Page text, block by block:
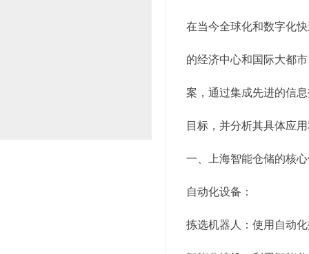
在当今全球化和数字化
的经济中心和国际大都
案，通过集成先进的信
目标，并分析其具体应
一、上海智能仓储的核
自动化设备：
拣选机器人：使用自动